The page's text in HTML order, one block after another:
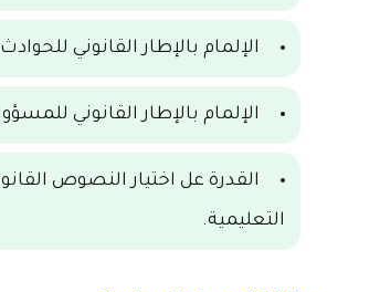
الإلمام بالإطار القانوني
الإلمام بالإطار القانوني
القدرة عل اختيار النصوص
التعليمية.